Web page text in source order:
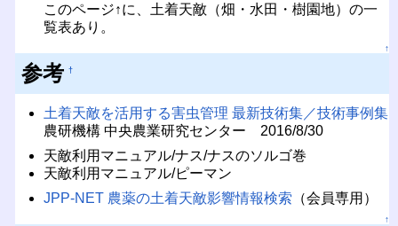
このページ↑に、土着天敵（畑・水田・樹園地）の一
覧表あり。
↑
参考 †
土着天敵を活用する害虫管理 最新技術集／技術事例集
農研機構 中央農業研究センター 2016/8/30
天敵利用マニュアル/ナス/ナスのソルゴ巻
天敵利用マニュアル/ピーマン
JPP-NET 農薬の土着天敵影響情報検索 （会員専用）
↑